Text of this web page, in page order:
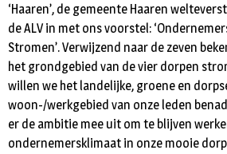
‘Haaren’, de gemeente Haaren
de ALV in met ons voorstel:
Stromen’. Verwijzend naar de zeven
het grondgebied van de vier dorpen
willen we het landelijke, groene en
woon-/werkgebied van onze leden
er de ambitie mee uit om te blijven
ondernemersklimaat in onze mooie